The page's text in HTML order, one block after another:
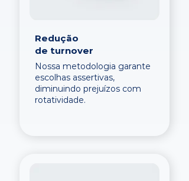
Redução
de turnover
Nossa metodologia garante
escolhas assertivas,
diminuindo prejuízos com
rotatividade.